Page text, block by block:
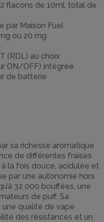
flacons de 10ml, total de
par Maison Fuel
ou 20 mg
(RDL) au choix
ON/OFF) intégrée
de batterie
sa richesse aromatique
de différentes fraises
la fois douce, acidulée et
par une autonomie hors
32 000 bouffées, une
de puff. Sa
qualité de vape
des résistances et un